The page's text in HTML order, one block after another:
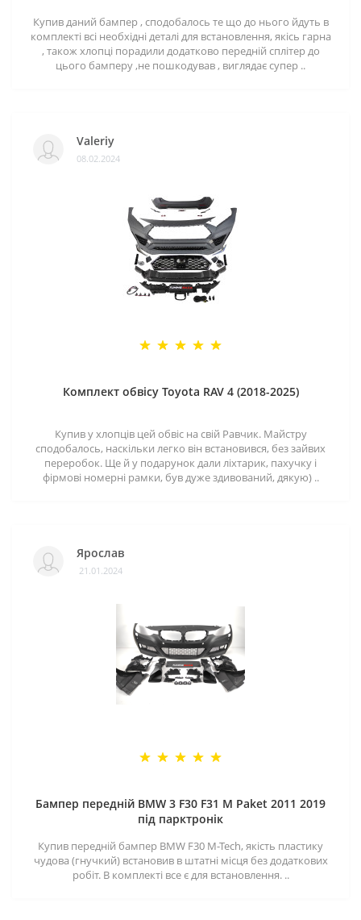
Купив даний бампер , сподобалось те що до нього йдуть в
комплекті всі необхідні деталі для встановлення, якісь гарна
, також хлопці порадили додатково передній сплітер до
цього бамперу ,не пошкодував , виглядає супер ..
Valeriy
08.02.2024
Комплект обвісу Toyota RAV 4 (2018-2025)
Купив у хлопців цей обвіс на свій Равчик. Майстру
сподобалось, наскільки легко він встановився, без зайвих
переробок. Ще й у подарунок дали ліхтарик, пахучку і
фірмові номерні рамки, був дуже здивований, дякую) ..
Ярослав
21.01.2024
Бампер передній BMW 3 F30 F31 M Paket 2011 2019
під парктронік
Купив передній бампер BMW F30 M-Tech, якість пластику
чудова (гнучкий) встановив в штатні місця без додаткових
робіт. В комплекті все є для встановлення. ..